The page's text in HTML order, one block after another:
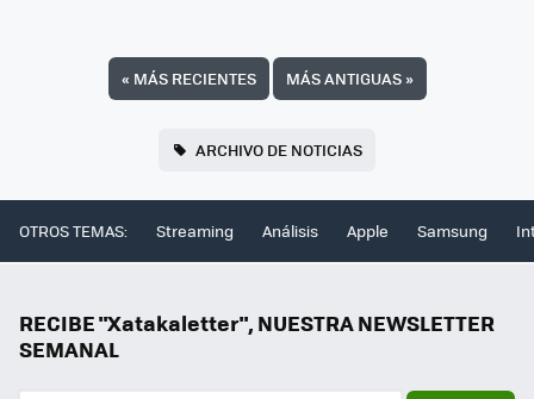
« MÁS RECIENTES MÁS ANTIGUAS»
ARCHIVO DE NOTICIAS
OTROS TEMAS: Streaming Análisis Apple Samsung
RECIBE "Xatakaletter", NUESTRA NEWSLETTER
SEMANAL